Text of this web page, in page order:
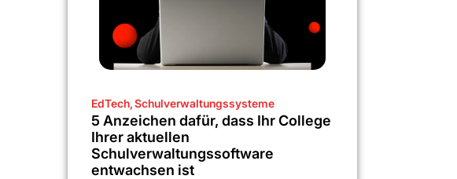
EdTech,Schulverwaltungssysteme
5 Anzeichen dafür, dass Ihr College
Ihrer aktuellen
Schulverwaltungssoftware
entwachsen ist